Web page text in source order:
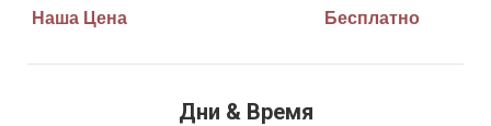
Бесплатно
Дни & Время